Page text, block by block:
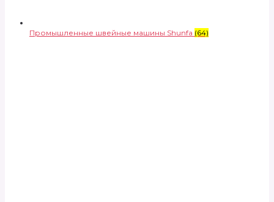
Промышленные швейные машины Shunfa (64)